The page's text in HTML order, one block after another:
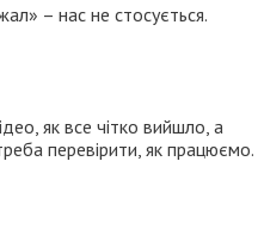
– нас не стосується.
як все чітко вийшло, а
перевірити, як працюємо.